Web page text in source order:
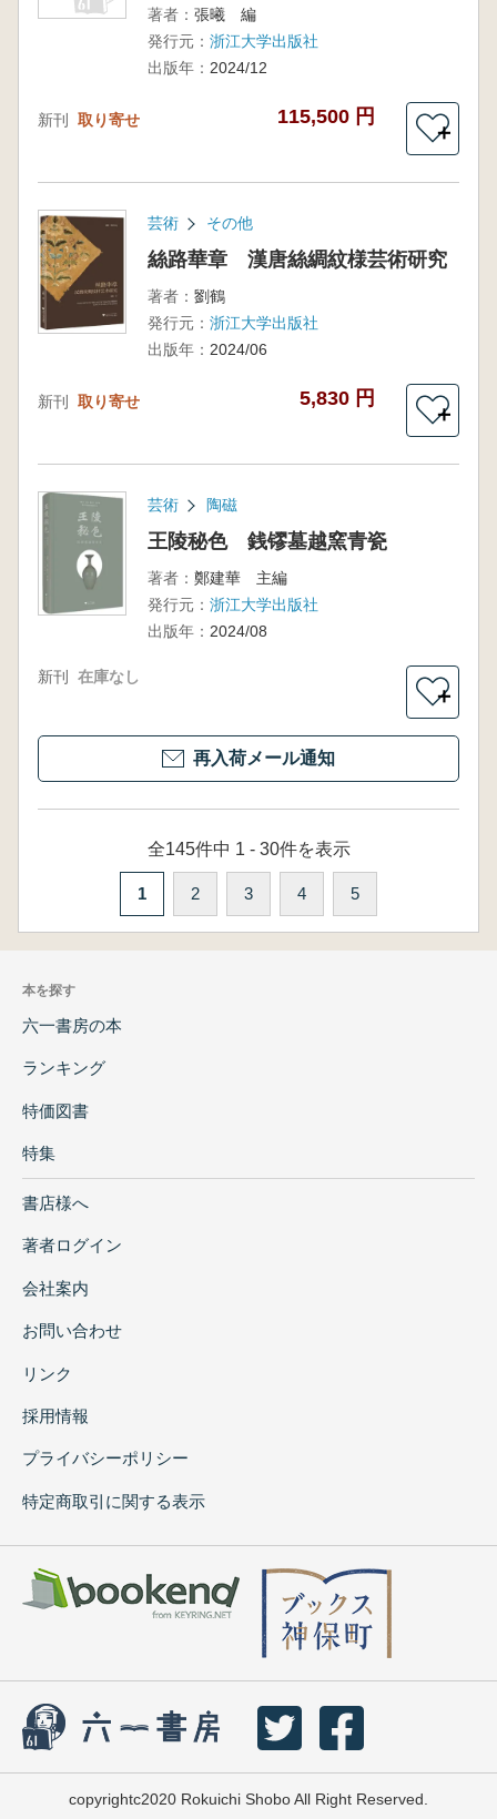
著者： 張曦 編
発行元： 浙江大学出版社
出版年： 2024/12
新刊 取り寄せ 115,500 円
＋
芸術 その他
絲路華章 漢唐絲綢紋様芸術研究
著者： 劉鶴
発行元： 浙江大学出版社
出版年： 2024/06
新刊 取り寄せ 5,830 円
＋
芸術 陶磁
王陵秘色 銭镠墓越窯青瓷
著者： 鄭建華 主編
発行元： 浙江大学出版社
出版年： 2024/08
新刊 在庫なし
＋
再入荷メール通知
全145件中 1 - 30件を表示
1 2 3 4 5
本を探す
六一書房の本
ランキング
特価図書
特集
書店様へ
著者ログイン
会社案内
お問い合わせ
リンク
採用情報
プライバシーポリシー
特定商取引に関する表示
copyrightc2020 Rokuichi Shobo All Right Reserved.